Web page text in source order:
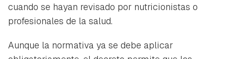
cuando se hayan revisado por nutricionistas o
profesionales de la salud.
Aunque la normativa ya se debe aplicar